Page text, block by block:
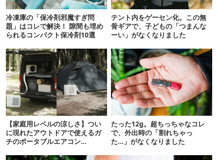
冷凍庫の「保冷剤邪魔すぎ問
題」はコレで解決！ 隙間も埋め
られるコンパクト保冷剤10選
テント内をゲーセン化。この無
骨ギアで、子どもの「つまんな
ーい」がなくなりました
【家庭用レベルの涼しさ】つい
に現れたアウトドアで使えるガ
チのポータブルエアコン
たった12g。超ちっちゃなコレ
で、外出時の「割れちゃっ
た…」がなくなりました